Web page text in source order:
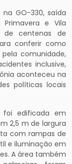
GO-330, saída
e Vila
de centenas de
conferir como
comunidade,
inclusive,
aconteceu na
políticas locais
foi edificada em
2,5 m de largura
com rampas de
e iluminação em
A área também